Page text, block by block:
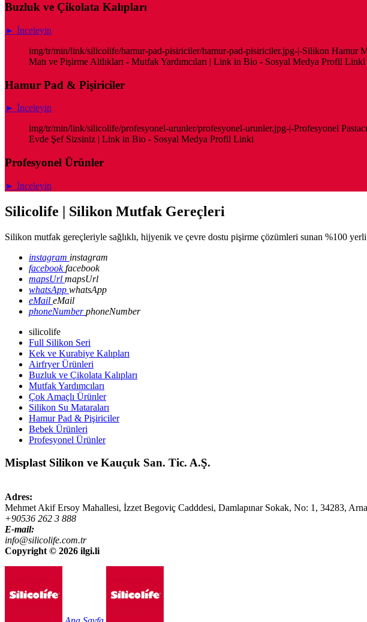
Buzluk ve Çikolata Kalıpları
► İnceleyin
img/tr/min/link/silicolife/hamur-pad-pisiriciler/hamur-pad-pisiriciler.jpg-|-Silikon Hamur
Matı ve Pişirme Altlıkları - Mutfak Yardımcıları | Link in Bio - Sosyal Medya Profil Linki
Hamur Pad & Pişiriciler
► İnceleyin
img/tr/min/link/silicolife/profesyonel-urunler/profesyonel-urunler.jpg-|-Profesyonel
Evde Şef Sizsiniz | Link in Bio - Sosyal Medya Profil Linki
Profesyonel Ürünler
► İnceleyin
Silicolife | Silikon Mutfak Gereçleri
Silikon mutfak gereçleriyle sağlıklı, hijyenik ve çevre dostu pişirme çözümleri sunan %100 yerli
instagram instagram
facebookfacebook
mapsUrl mapsUrl
whatsApp whatsApp
eMail eMail
phoneNumberphoneNumber
silicolife
Full Silikon Seri
Kek ve Kurabiye Kalıpları
Airfryer Ürünleri
Buzluk ve Çikolata Kalıpları
Mutfak Yardımcıları
Çok Amaçlı Ürünler
Silikon Su Mataraları
Hamur Pad & Pişiriciler
Bebek Ürünleri
Profesyonel Ürünler
Misplast Silikon ve Kauçuk San. Tic. A.Ş.
Adres:
Mehmet Akif Ersoy Mahallesi, İzzet Begoviç Cadddesi, Damlapınar Sokak, No: 1, 34283,
+90536 262 3 888
E-mail:
info@silicolife.com.tr
Copyright © 2026 ilgi.li